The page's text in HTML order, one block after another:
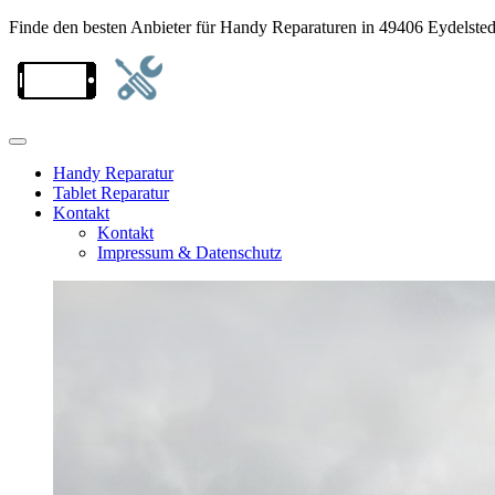
Finde den besten Anbieter für Handy Reparaturen in 49406
Handy Reparatur
Tablet Reparatur
Kontakt
Kontakt
Impressum & Datenschutz